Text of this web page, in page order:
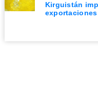
Kirguistán